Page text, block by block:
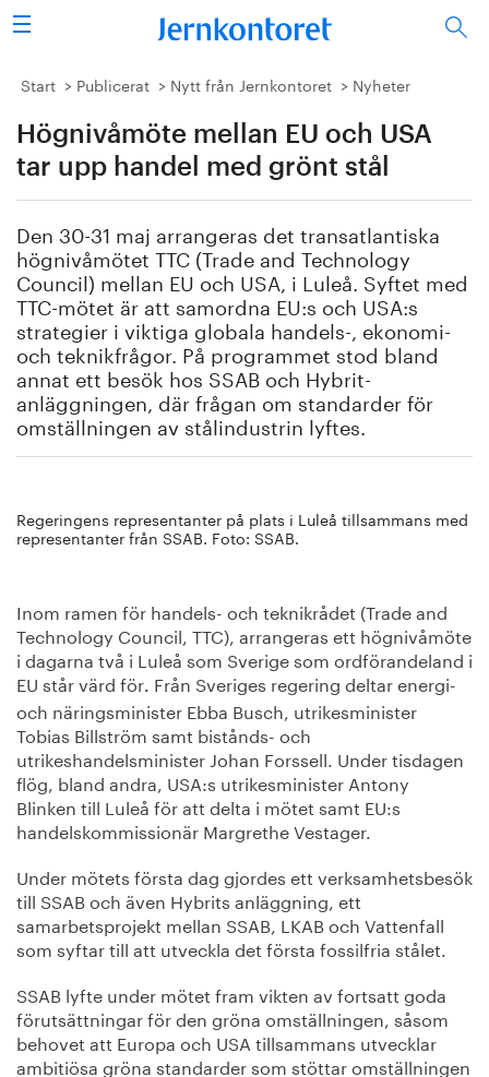
Sök
Stålindustrin
Vision 2050
Energi/miljö
Vi tycker
Publicerat
Bildbank
Om oss
Start Publicerat Nytt från Jernkontoret Nyheter
Högnivåmöte mellan EU och USA
tar upp handel med grönt stål
Den 30-31 maj arrangeras det transatlantiska
högnivåmötet TTC (Trade and Technology
Council) mellan EU och USA, i Luleå. Syftet med
TTC-mötet är att samordna EU:s och USA:s
strategier i viktiga globala handels-, ekonomi-
och teknikfrågor. På programmet stod bland
annat ett besök hos SSAB och Hybrit-
anläggningen, där frågan om standarder för
omställningen av stålindustrin lyftes.
Regeringens representanter på plats i Luleå tillsammans med
representanter från SSAB. Foto: SSAB.
Inom ramen för handels- och teknikrådet (Trade and
Technology Council, TTC), arrangeras ett högnivåmöte
i dagarna två i Luleå som Sverige som ordförandeland i
EU står värd för. Från Sveriges regering deltar energi-
och näringsminister Ebba Busch, utrikesminister
Tobias Billström samt bistånds- och
utrikeshandelsminister Johan Forssell. Under tisdagen
flög, bland andra, USA:s utrikesminister Antony
Blinken till Luleå för att delta i mötet samt EU:s
handelskommissionär Margrethe Vestager.
Under mötets första dag gjordes ett verksamhetsbesök
till SSAB och även Hybrits anläggning, ett
samarbetsprojekt mellan SSAB, LKAB och Vattenfall
som syftar till att utveckla det första fossilfria stålet.
SSAB lyfte under mötet fram vikten av fortsatt goda
förutsättningar för den gröna omställningen, såsom
behovet att Europa och USA tillsammans utvecklar
ambitiösa gröna standarder som stöttar omställningen